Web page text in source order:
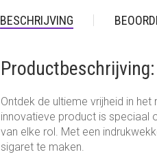
BESCHRIJVING
Ontdek de ultieme vrijheid in
innovatieve product is speciaal
van elke rol. Met een
sigaret te maken.